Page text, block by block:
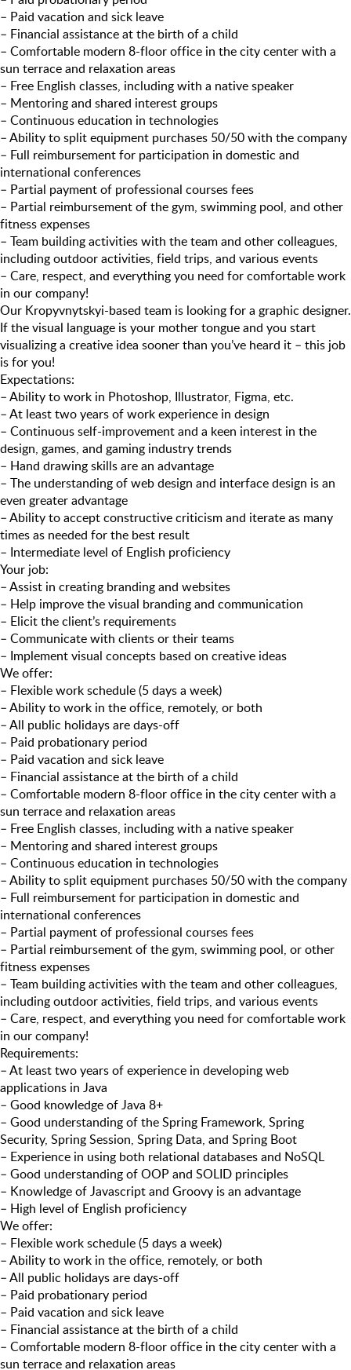
– Paid vacation and sick leave
– Financial assistance at the birth of a child
– Comfortable modern 8-floor office in the city center with a
sun terrace and relaxation areas
– Free English classes, including with a native speaker
– Mentoring and shared interest groups
– Continuous education in technologies
– Ability to split equipment purchases 50/50 with the company
– Full reimbursement for participation in domestic and
international conferences
– Partial payment of professional courses fees
– Partial reimbursement of the gym, swimming pool, and other
fitness expenses
– Team building activities with the team and other colleagues,
including outdoor activities, field trips, and various events
– Care, respect, and everything you need for comfortable work
in our company!
Our Kropyvnytskyi-based team is looking for a graphic designer.
If the visual language is your mother tongue and you start
visualizing a creative idea sooner than you’ve heard it – this job
is for you!
Expectations:
– Ability to work in Photoshop, Illustrator, Figma, etc.
– At least two years of work experience in design
– Continuous self-improvement and a keen interest in the
design, games, and gaming industry trends
– Hand drawing skills are an advantage
– The understanding of web design and interface design is an
even greater advantage
– Ability to accept constructive criticism and iterate as many
times as needed for the best result
– Intermediate level of English proficiency
Your job:
– Assist in creating branding and websites
– Help improve the visual branding and communication
– Elicit the client’s requirements
– Communicate with clients or their teams
– Implement visual concepts based on creative ideas
We offer:
– Flexible work schedule (5 days a week)
– Ability to work in the office, remotely, or both
– All public holidays are days-off
– Paid probationary period
– Paid vacation and sick leave
– Financial assistance at the birth of a child
– Comfortable modern 8-floor office in the city center with a
sun terrace and relaxation areas
– Free English classes, including with a native speaker
– Mentoring and shared interest groups
– Continuous education in technologies
– Ability to split equipment purchases 50/50 with the company
– Full reimbursement for participation in domestic and
international conferences
– Partial payment of professional courses fees
– Partial reimbursement of the gym, swimming pool, or other
fitness expenses
– Team building activities with the team and other colleagues,
including outdoor activities, field trips, and various events
– Care, respect, and everything you need for comfortable work
in our company!
Requirements:
– At least two years of experience in developing web
applications in Java
– Good knowledge of Java 8+
– Good understanding of the Spring Framework, Spring
Security, Spring Session, Spring Data, and Spring Boot
– Experience in using both relational databases and NoSQL
– Good understanding of OOP and SOLID principles
– Knowledge of Javascript and Groovy ​​is an advantage
– High level of English proficiency
We offer:
– Flexible work schedule (5 days a week)
– Ability to work in the office, remotely, or both
– All public holidays are days-off
– Paid probationary period
– Paid vacation and sick leave
– Financial assistance at the birth of a child
– Comfortable modern 8-floor office in the city center with a
sun terrace and relaxation areas